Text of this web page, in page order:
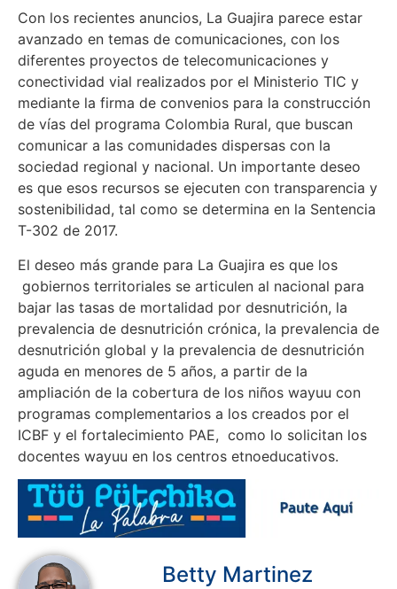
Con los recientes anuncios, La Guajira parece estar
avanzado en temas de comunicaciones, con los
diferentes proyectos de telecomunicaciones y
conectividad vial realizados por el Ministerio TIC y
mediante la firma de convenios para la construcción
de vías del programa Colombia Rural, que buscan
comunicar a las comunidades dispersas con la
sociedad regional y nacional. Un importante deseo
es que esos recursos se ejecuten con transparencia y
sostenibilidad, tal como se determina en la Sentencia
T-302 de 2017.
El deseo más grande para La Guajira es que los
gobiernos territoriales se articulen al nacional para
bajar las tasas de mortalidad por desnutrición, la
prevalencia de desnutrición crónica, la prevalencia de
desnutrición global y la prevalencia de desnutrición
aguda en menores de 5 años, a partir de la
ampliación de la cobertura de los niños wayuu con
programas complementarios a los creados por el
ICBF y el fortalecimiento PAE, como lo solicitan los
docentes wayuu en los centros etnoeducativos.
Betty Martinez